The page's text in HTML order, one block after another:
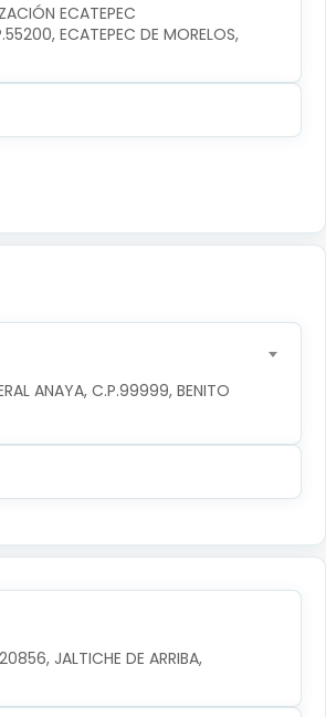
ECATEPEC
ECATEPEC DE MORELOS,
ANAYA, C.P.99999, BENITO
JALTICHE DE ARRIBA,